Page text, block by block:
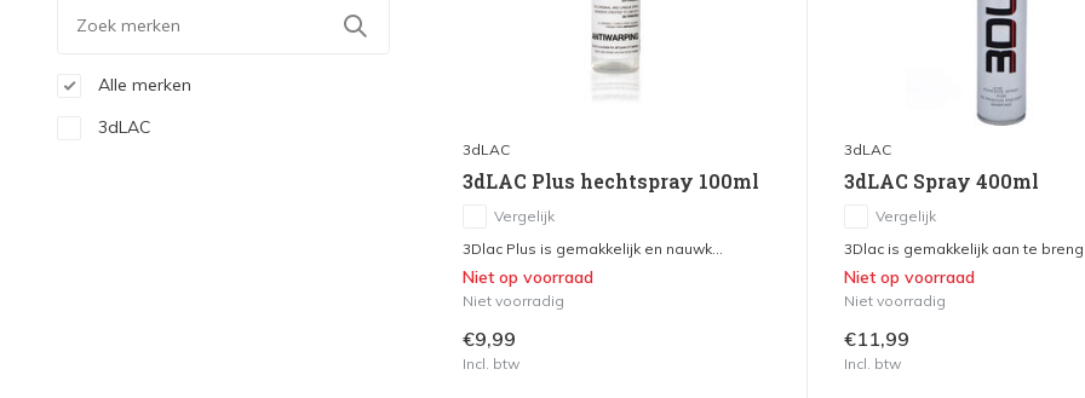
Alle merken
3dLAC
3dLAC
3dLAC Plus hechtspray 100ml
Vergelijk
3Dlac Plus is gemakkelijk en nauwk...
Niet op voorraad
Niet voorradig
€9,99
Incl. btw
3dLAC
3dLAC Spray 400ml
Vergelijk
3Dlac is gemakkelijk aan te
Niet op voorraad
Niet voorradig
€11,99
Incl. btw